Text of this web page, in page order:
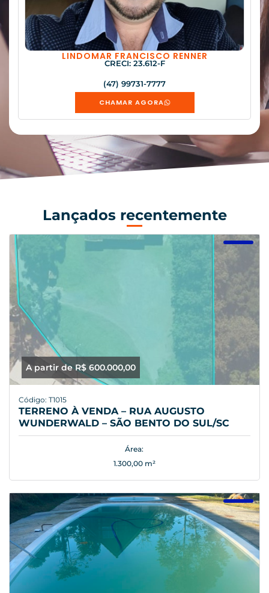
LINDOMAR FRANCISCO RENNER
CRECI: 23.612-F
(47) 99731-7777
CHAMAR AGORA
Lançados recentemente
A partir de R$ 600.000,00
Código: T1015
TERRENO À VENDA – RUA AUGUSTO
WUNDERWALD – SÃO BENTO DO SUL/SC
Área:
1.300,00 m²